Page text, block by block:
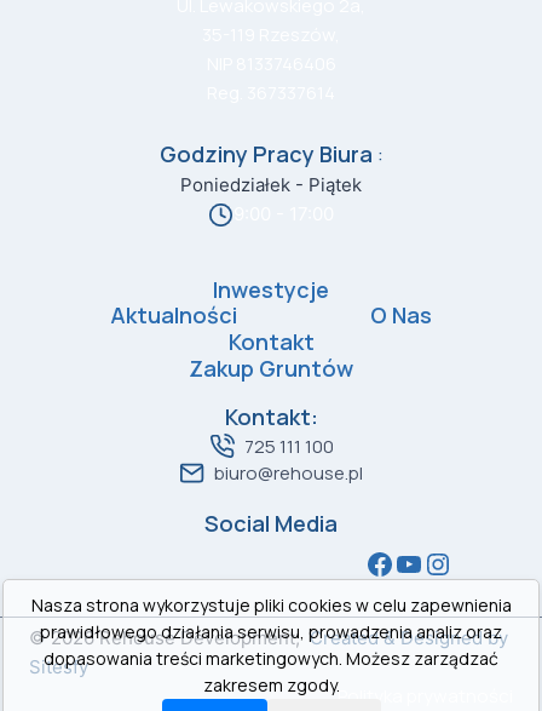
Godziny Pracy Biura :
Poniedziałek - Piątek
Inwestycje
Aktualności
O Nas
Kontakt
Zakup Gruntów
Kontakt:
725 111 100
biuro@rehouse.pl
Social Media
Facebook
YouTube
© 2026 Rehouse Development,Created & Designed by
Sitesfy
Polityka prywatności
Nasza strona wykorzystuje pliki cookies w celu zapewnienia
prawidłowego działania serwisu, prowadzenia analiz oraz
dopasowania treści marketingowych. Możesz zarządzać
zakresem zgody.